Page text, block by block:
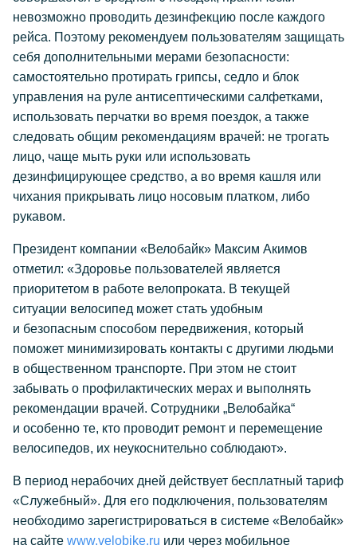
невозможно проводить дезинфекцию после каждого
рейса. Поэтому рекомендуем пользователям защищать
себя дополнительными мерами безопасности:
самостоятельно протирать грипсы, седло и блок
управления на руле антисептическими салфетками,
использовать перчатки во время поездок, а также
следовать общим рекомендациям врачей: не трогать
лицо, чаще мыть руки или использовать
дезинфицирующее средство, а во время кашля или
чихания прикрывать лицо носовым платком, либо
рукавом.
Президент компании «Велобайк» Максим Акимов
отметил: «Здоровье пользователей является
приоритетом в работе велопроката. В текущей
ситуации велосипед может стать удобным
и безопасным способом передвижения, который
поможет минимизировать контакты с другими людьми
в общественном транспорте. При этом не стоит
забывать о профилактических мерах и выполнять
рекомендации врачей. Сотрудники „Велобайка“
и особенно те, кто проводит ремонт и перемещение
велосипедов, их неукоснительно соблюдают».
В период нерабочих дней действует бесплатный тариф
«Служебный». Для его подключения, пользователям
необходимо зарегистрироваться в системе «Велобайк»
на сайте www.velobike.ru или через мобильное